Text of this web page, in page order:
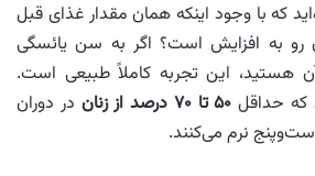
که با وجود اینکه همان مقدار غذای قبل
رو به افزایش است؟ اگر به سن یائسگی
هستید، این تجربه کاملاً طبیعی است.
حداقل ۵۰ تا ۷۰ درصد از زنان
در دوران
نرم می‌کنند.